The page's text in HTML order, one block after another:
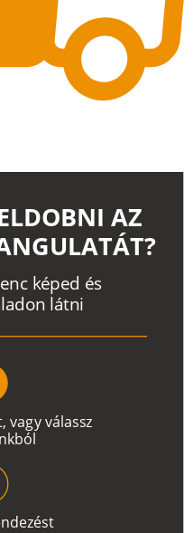
, vagyválassz
kból
enc képed és
ladon látni
AZ
ndezést